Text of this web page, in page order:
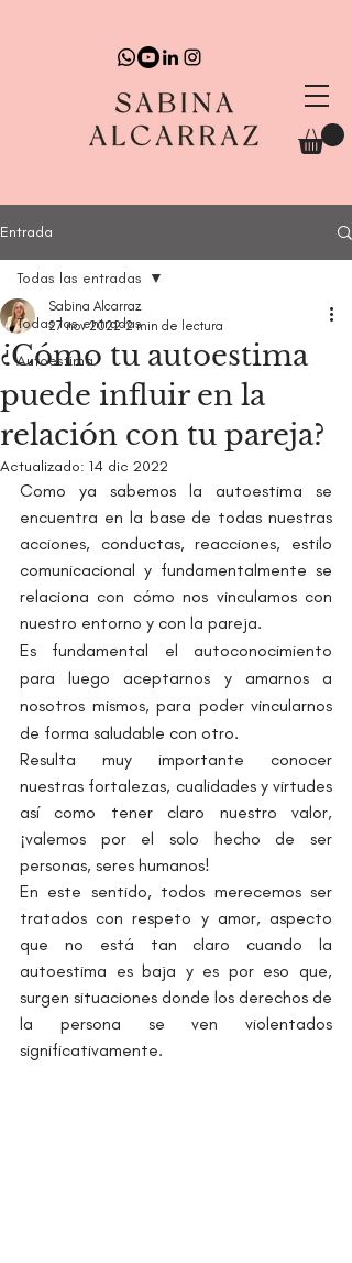
Entrada
Todas las entradas
Autoestima
Todas las entradas
¿Cómo tu autoestima
puede influir en la
relación con tu pareja?
Sabina Alcarraz
27 nov 2022 2 min de lectura
Actualizado: 14 dic 2022
Como ya sabemos la autoestima se
encuentra en la base de todas nuestras
acciones, conductas, reacciones, estilo
comunicacional y fundamentalmente se
relaciona con cómo nos vinculamos con
nuestro entorno y con la pareja.
Es fundamental el autoconocimiento
para luego aceptarnos y amarnos a
nosotros mismos, para poder vincularnos
de forma saludable con otro.
Resulta muy importante conocer
nuestras fortalezas, cualidades y virtudes
así como tener claro nuestro valor,
¡valemos por el solo hecho de ser
personas, seres humanos!
En este sentido, todos merecemos ser
tratados con respeto y amor, aspecto
que no está tan claro cuando la
autoestima es baja y es por eso que,
surgen situaciones donde los derechos de
la persona se ven violentados
significativamente.